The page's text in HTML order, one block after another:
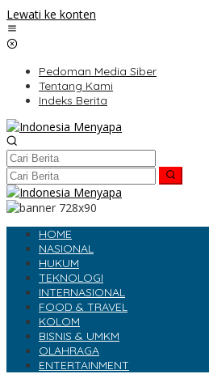
Lewati ke konten
Pedoman Media Siber
Tentang Kami
Indeks Berita
HOME
NASIONAL
HUKUM
TEKNOLOGI
INTERNASIONAL
FOOD & TRAVEL
KOLOM
BISNIS & UMKM
OLAHRAGA
ENTERTAINMENT